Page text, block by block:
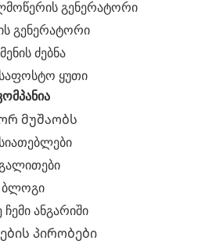
გენერატორი
გენერატორი
ძებნა
საფოსტო ყუთი
მუშაობს
ბლოგი
ანგარიში
პირობები